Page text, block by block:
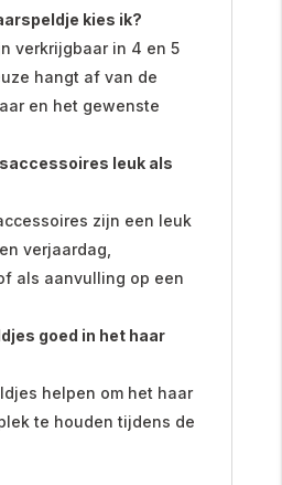
kies ik?
verkrijgbaar in 4 en 5
hangt af van de
en het gewenste
leuk als
zijn een leuk
verjaardag,
als aanvulling op een
goed in het haar
helpen om het haar
te houden tijdens de